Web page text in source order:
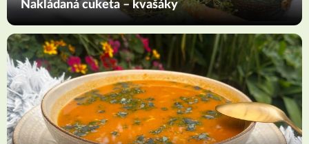
Nakládaná cuketa – kvašáky